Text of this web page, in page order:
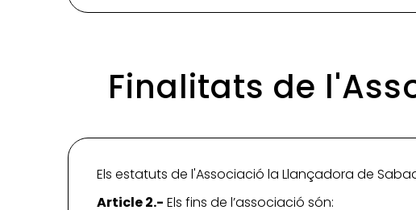
Finalitats de
Els estatuts de l'Associació la Llançadora de
Article 2.- Els fins de l’associació són: